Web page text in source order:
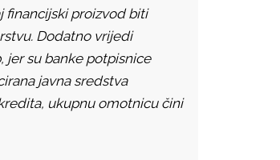
financijski proizvod biti
Dodatno vrijedi
jer su banke potpisnice
javna sredstva
ukupnu omotnicu čini